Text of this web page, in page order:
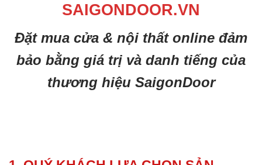
SAIGONDOOR.VN
Đặt mua cửa & nội thất online đảm
bảo bằng giá trị và danh tiếng của
thương hiệu SaigonDoor